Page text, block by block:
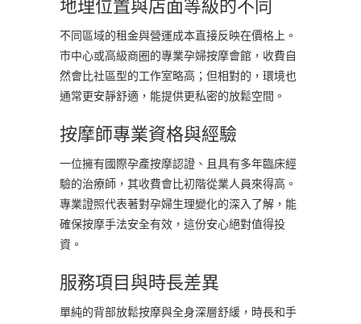
地理位置與店面等級的不同
不同區域的租金與營運成本直接反映在價格上。
市中心或高級商圈的專業孕婦按摩會館，收費自
然會比社區型的工作室略高；但相對的，環境也
通常更安靜舒適，能提供更私密的放鬆空間。
按摩師專業資格與經驗
一位擁有國際孕產按摩認證、且具有多年臨床經
驗的治療師，其收費會比初階從業人員來得高。
專業證照代表著對孕婦生理變化的深入了解，能
確保按摩手法安全有效，這份安心絕對值得投
資。
服務項目與時長差異
單純的背部放鬆按摩與全身深層舒緩，時長和手